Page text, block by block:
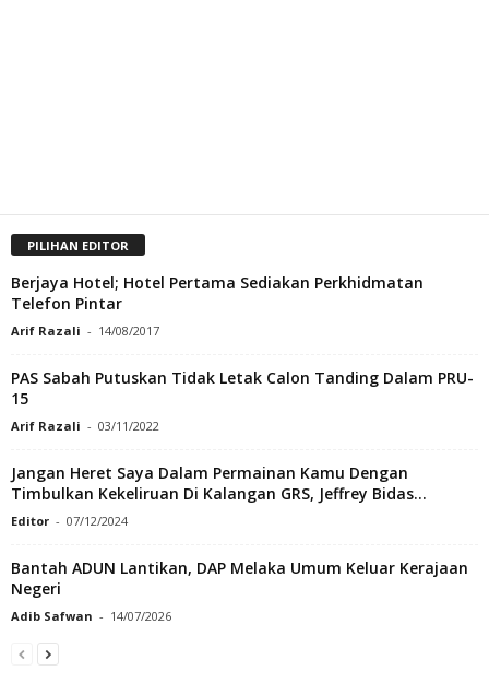
PILIHAN EDITOR
Berjaya Hotel; Hotel Pertama Sediakan Perkhidmatan
Telefon Pintar
Arif Razali - 14/08/2017
PAS Sabah Putuskan Tidak Letak Calon Tanding Dalam PRU-
15
Arif Razali - 03/11/2022
Jangan Heret Saya Dalam Permainan Kamu Dengan
Timbulkan Kekeliruan Di Kalangan GRS, Jeffrey Bidas...
Editor - 07/12/2024
Bantah ADUN Lantikan, DAP Melaka Umum Keluar Kerajaan
Negeri
Adib Safwan - 14/07/2026